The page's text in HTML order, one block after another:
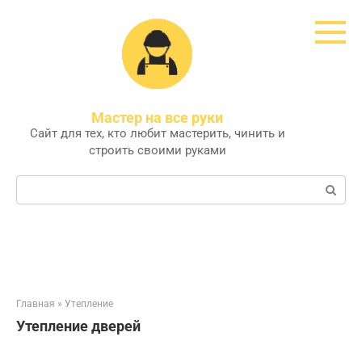
Мастер на все руки
Сайт для тех, кто любит мастерить, чинить и
строить своими руками
Поиск:
Главная » Утепление
Утепление дверей